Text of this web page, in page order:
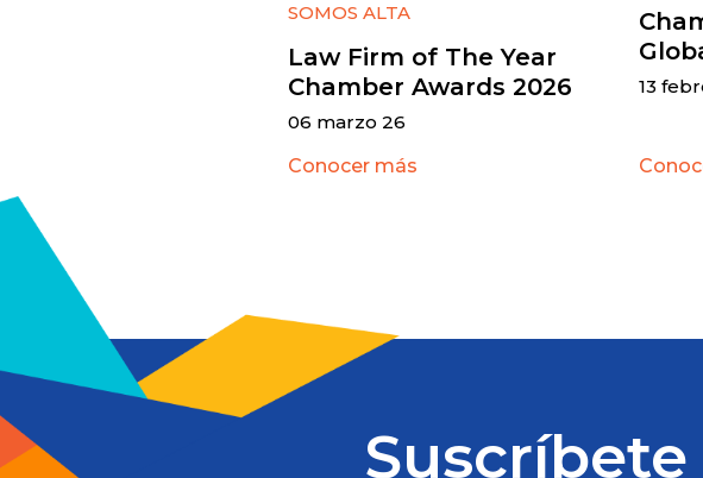
SOMOS ALTA
Law Firm of The Year
Chamber Awards 2026
06 marzo 26
Conocer más
13